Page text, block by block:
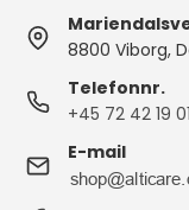
8800 Viborg,
Telefonnr.
+45 72 42 19 01
E-mail